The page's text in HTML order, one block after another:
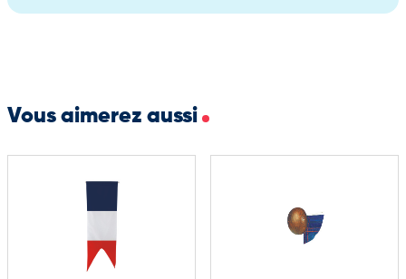
Options disponibles :
Vous aimerez aussi